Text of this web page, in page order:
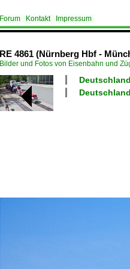
Forum Kontakt Impressum
RE 4861 (Nürnberg Hbf -
Bilder und Fotos von Eisenbahn und